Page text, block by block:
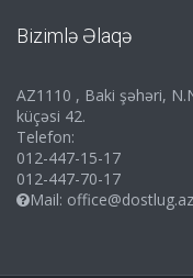
Bizimlə Əlaqə
AZ1110 , Baki şəhəri,
küçəsi 42.
Telefon:
012-447-15-17
012-447-70-17
Mail: office@dostlug.az